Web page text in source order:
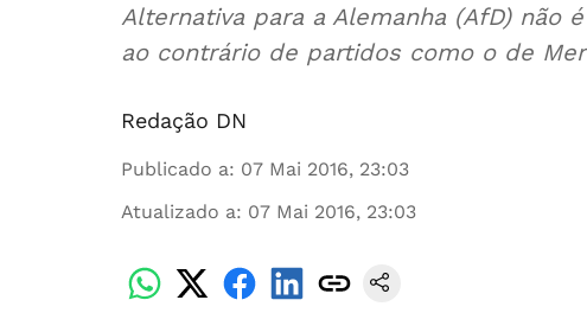
Alternativa para a Alemanha (AfD) não
ao contrário de partidos como o de
Redação DN
Publicado a: 07 Mai 2016, 23:03
Atualizado a: 07 Mai 2016, 23:03